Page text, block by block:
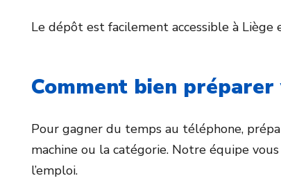
Le dépôt est facilement accessible à
Comment bien
Pour gagner du temps au téléphone,
machine ou la catégorie. Notre équipe
l’emploi.